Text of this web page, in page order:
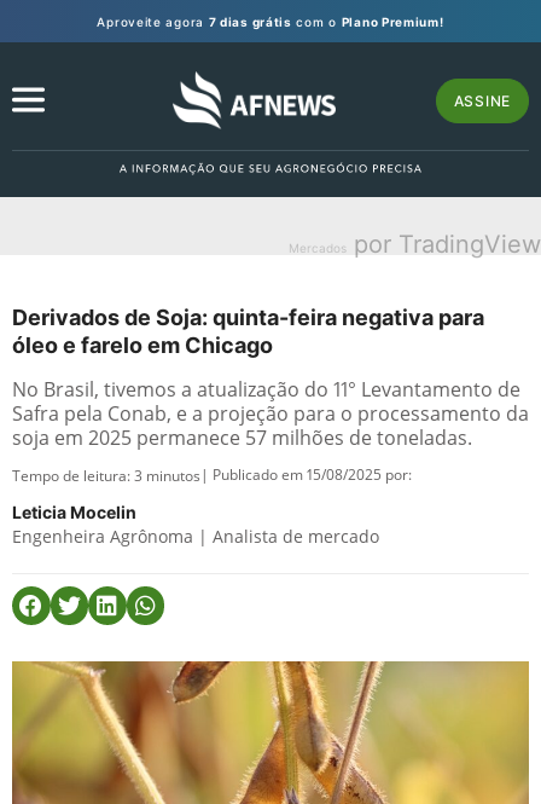
Aproveite agora 7 dias grátis com o Plano Premium!
ASSINE
Mercados por TradingView
Derivados de Soja: quinta-feira negativa para
óleo e farelo em Chicago
No Brasil, tivemos a atualização do 11° Levantamento de
Safra pela Conab, e a projeção para o processamento da
soja em 2025 permanece 57 milhões de toneladas.
Tempo de leitura:3 minutos | Publicado em 15/08/2025 por:
Leticia Mocelin
Engenheira Agrônoma | Analista de mercado